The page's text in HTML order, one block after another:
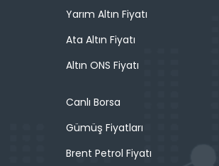
Yarım Altın Fiyatı
Ata Altın Fiyatı
Altın ONS Fiyatı
Canlı Borsa
Gümüş Fiyatları
Brent Petrol Fiyatı